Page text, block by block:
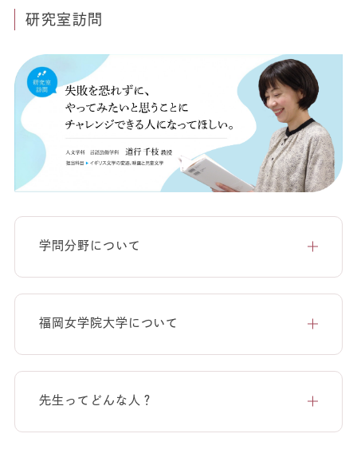
研究室訪問
学問分野について
福岡女学院大学について
先生ってどんな人？